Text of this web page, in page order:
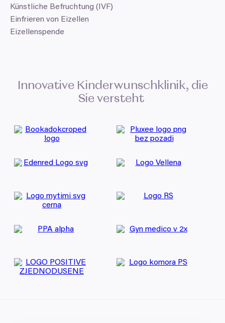
Künstliche Befruchtung (IVF)
Eizellenspende
Einfrieren von Eizellen
Innovative Kinderwunschklinik, die
Sie versteht